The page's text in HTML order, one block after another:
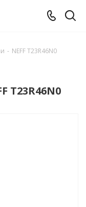
- NEFF T23R46N0
T23R46N0